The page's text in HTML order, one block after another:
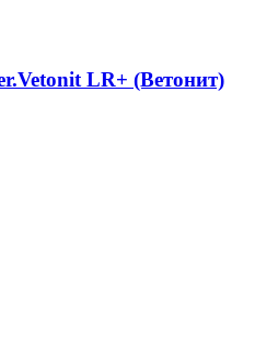
LR+ (Ветонит)